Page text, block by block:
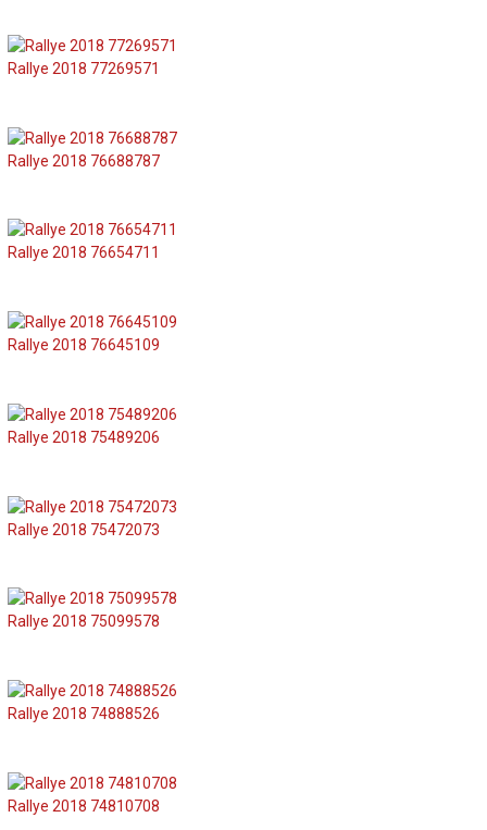
Rallye 2018 77269571
Rallye 2018 76688787
Rallye 2018 76654711
Rallye 2018 76645109
Rallye 2018 75489206
Rallye 2018 75472073
Rallye 2018 75099578
Rallye 2018 74888526
Rallye 2018 74810708